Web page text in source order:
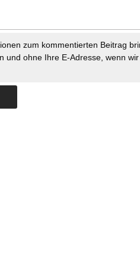
zum kommentierten Beitrag
und ohne Ihre E-Adresse, wenn